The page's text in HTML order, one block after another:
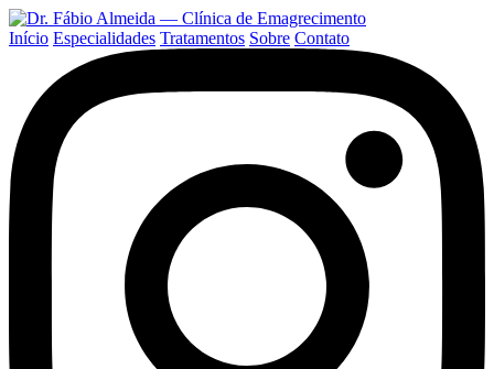
Início Especialidades Tratamentos Sobre Contato